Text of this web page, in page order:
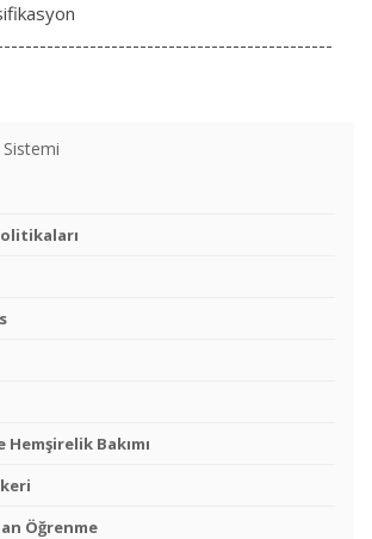
Sistemi
Hemşirelik Bakımı
Öğrenme